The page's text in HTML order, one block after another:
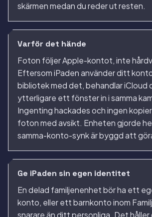
skärmen medan du reder ut resten.
Varför det hände
Foton följer Apple-kontot, inte
Eftersom iPaden använder ditt
bibliotek med det, behandlar iCloud
ytterligare ett fönster in i samma
Ingenting hackades och ingen
foton med avsikt. Enheten gjorde
samma-konto-synk är byggd att
Ge iPaden sin egen identitet
En delad familjenenhet bör ha ett
konto, eller ett barnkonto inom
snarare än ditt personliga. Det håller